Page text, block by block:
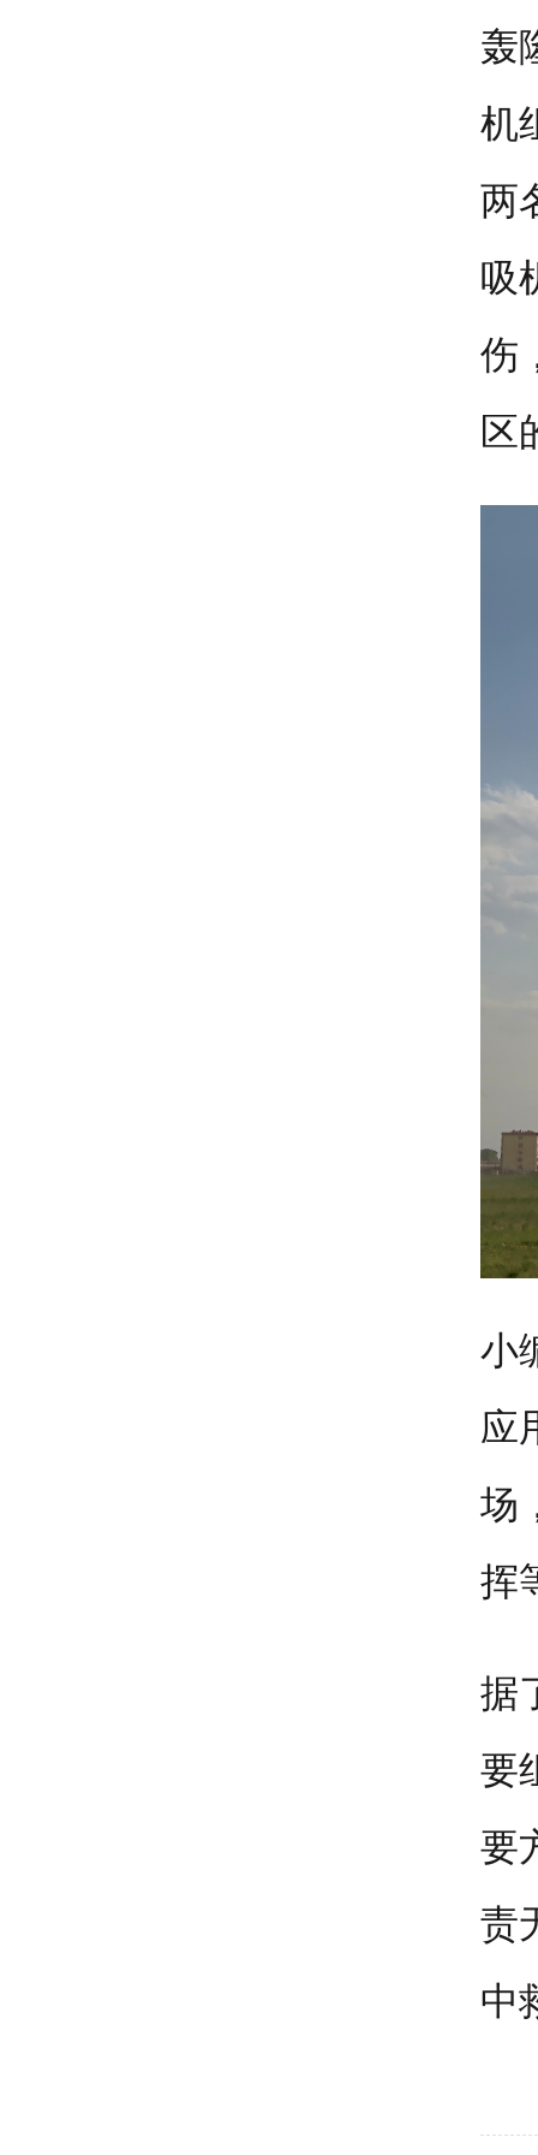
轰
机
两
吸
伤
区
小
应
场
挥
据
要
要
责
中